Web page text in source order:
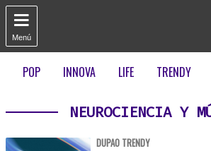

Menú
POP INNOVA LIFE TRENDY
NEUROCIENCIA Y
DUPAO TRENDY